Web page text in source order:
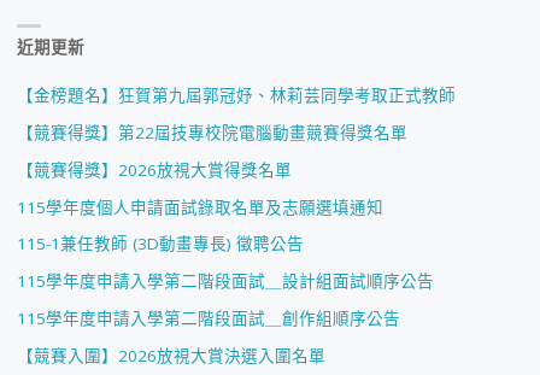
近期更新
【金榜題名】狂賀第九屆郭冠妤、林莉芸同學考取正式教師
【競賽得獎】第22屆技專校院電腦動畫競賽得獎名單
【競賽得獎】2026放視大賞得獎名單
115學年度個人申請面試錄取名單及志願選填通知
115-1兼任教師 (3D動畫專長) 徵聘公告
115學年度申請入學第二階段面試＿設計組面試順序公告
115學年度申請入學第二階段面試＿創作組順序公告
【競賽入圍】2026放視大賞決選入圍名單